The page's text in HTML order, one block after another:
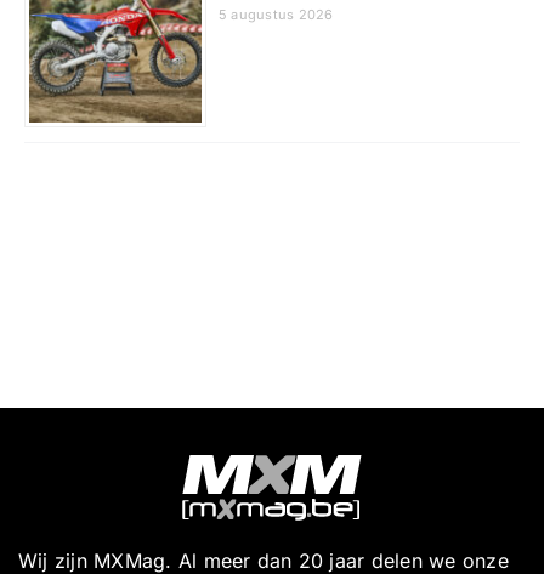
5 augustus 2026
Wij zijn MXMag. Al meer dan 20 jaar delen we onze